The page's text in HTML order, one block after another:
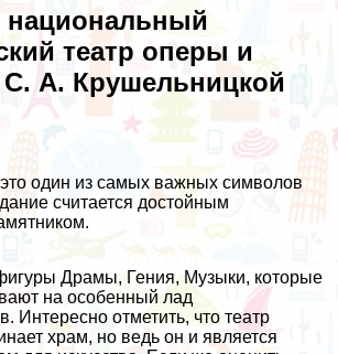
национальный
театр оперы и
С. А. Крушельницкой
один из самых важных символов
считается достойным
Драмы, Гения, Музыки, которые
на особенный лад
Интересно отметить, что театр
храм, но ведь он и является